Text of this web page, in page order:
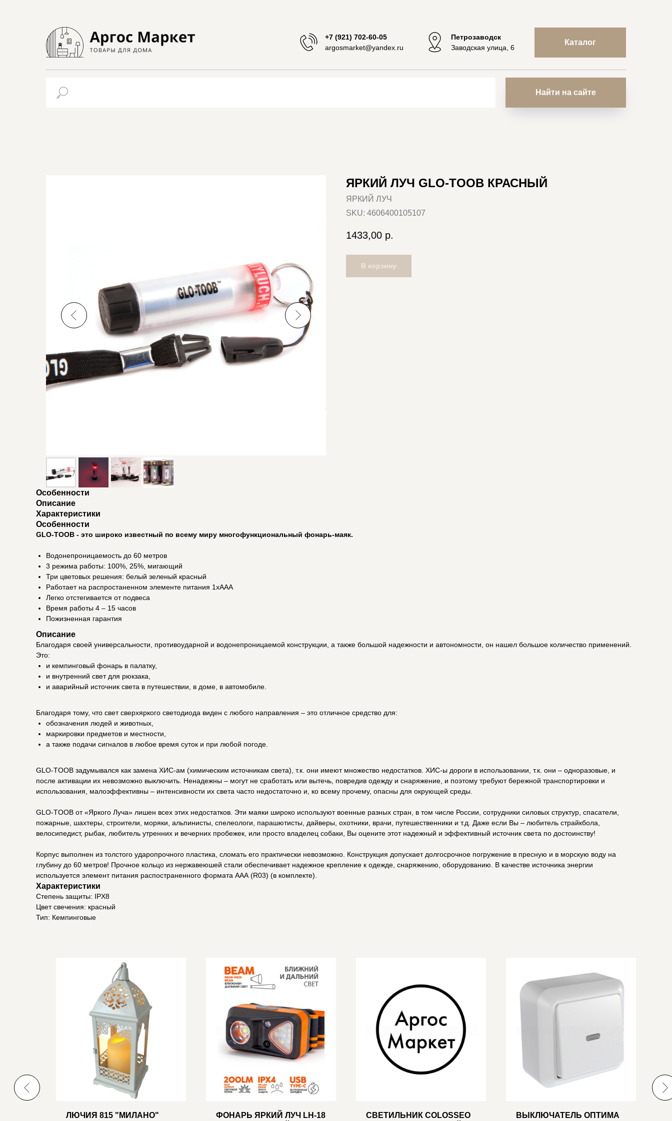
+7 (921) 702-60-05
argosmarket@yandex.ru
Петрозаводск
Заводская улица, 6
Каталог
Найти на сайте
ЯРКИЙ ЛУЧ GLO-TOOB КРАСНЫЙ
ЯРКИЙ ЛУЧ
SKU: 4606400105107
1433,00 р.
В корзину
Особенности
Описание
Характеристики
Особенности
GLO-TOOB - это широко известный по всему миру многофункциональный фонарь-маяк.
Водонепроницаемость до 60 метров
3 режима работы: 100%, 25%, мигающий
Три цветовых решения: белый зеленый красный
Работает на распростаненном элементе питания 1хААА
Легко отстегивается от подвеса
Время работы 4 – 15 часов
Пожизненная гарантия
Описание
Благодаря своей универсальности, противоударной и водонепроницаемой конструкции, а также большой надежности и автономности, он нашел большое количество применений.
Это:
и кемпинговый фонарь в палатку,
и внутренний свет для рюкзака,
и аварийный источник света в путешествии, в доме, в автомобиле.
Благодаря тому, что свет сверхяркого светодиода виден с любого направления – это отличное средство для:
обозначения людей и животных,
маркировки предметов и местности,
а также подачи сигналов в любое время суток и при любой погоде.
GLO-TOOB задумывался как замена ХИС-ам (химическим источникам света), т.к. они имеют множество недостатков. ХИС-ы дороги в использовании, т.к. они – одноразовые, и
после активации их невозможно выключить. Ненадежны – могут не сработать или вытечь, повредив одежду и снаряжение, и поэтому требуют бережной транспортировки и
использования, малоэффективны – интенсивности их света часто недостаточно и, ко всему прочему, опасны для окрующей среды.
GLO-TOOB от «Яркого Луча» лишен всех этих недостатков. Эти маяки широко используют военные разных стран, в том числе России, сотрудники силовых структур, спасатели,
пожарные, шахтеры, строители, моряки, альпинисты, спелеологи, парашютисты, дайверы, охотники, врачи, путешественники и т.д. Даже если Вы – любитель страйкбола,
велосипедист, рыбак, любитель утренних и вечерних пробежек, или просто владелец собаки, Вы оцените этот надежный и эффективный источник света по достоинству!
Корпус выполнен из толстого ударопрочного пластика, сломать его практически невозможно. Конструкция допускает долгосрочное погружение в пресную и в морскую воду на
глубину до 60 метров! Прочное кольцо из нержавеюшей стали обеспечивает надежное крепление к одежде, снаряжению, оборудованию. В качестве источника энергии
используется элемент питания распостраненного формата ААА (R03) (в комплекте).
Характеристики
Степень защиты: IPX8
Цвет свечения: красный
Тип: Кемпинговые
ЛЮЧИЯ 815 "МИЛАНО"
ФОНАРЬ ЯРКИЙ ЛУЧ LH-18
СВЕТИЛЬНИК COLOSSEO
ВЫКЛЮЧАТЕЛЬ ОПТИМА